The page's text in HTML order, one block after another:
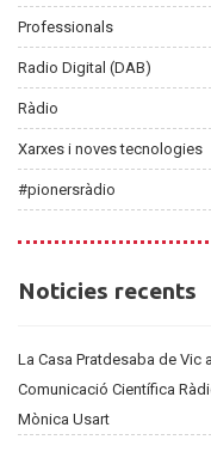
Professionals
Radio Digital (DAB)
Ràdio
Xarxes i noves tecnologies
#pionersràdio
Noticies
Noticies recents
La Casa Pratdesaba de Vic
Comunicació Científica
Mònica Usart